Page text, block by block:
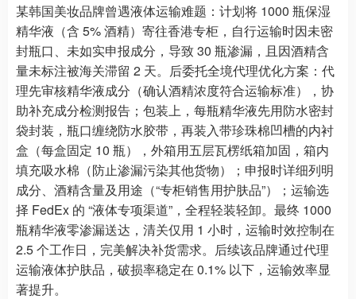
某韩国美妆品牌曾遇液体运输难题：计划将 1000 瓶保湿
精华液（含 5% 酒精）寄往香港专柜，自行运输时因未密
封瓶口、未如实申报成分，导致 30 瓶渗漏，且因酒精含
量未标注被海关滞留 2 天。后委托全境代理优化方案：代
理先审核精华液成分（确认酒精浓度符合运输标准），协
助补充成分检测报告；包装上，每瓶精华液先用防水密封
袋封装，瓶口缠绕防水胶带，再装入带珍珠棉凹槽的内衬
盒（每盒固定 10 瓶），外箱用五层瓦楞纸箱加固，箱内
填充吸水棉（防止渗漏污染其他货物）；申报时详细列明
成分、酒精含量及用途（“专柜销售用护肤品”）；运输选
择 FedEx 的 “液体专项渠道”，全程轻装轻卸。最终 1000
瓶精华液零渗漏送达，清关仅用 1 小时，运输时效控制在
2.5 个工作日，完美解决补货需求。后续该品牌通过代理
运输液体护肤品，破损率稳定在 0.1% 以下，运输效率显
著提升。